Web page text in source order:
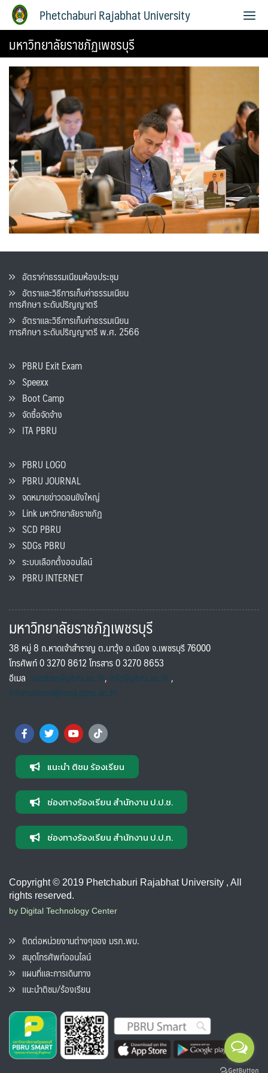
Phetchaburi Rajabhat University
มหาวิทยาลัยราชภัฏเพชรบุรี
อัตราค่าธรรมเนียมห้องประชุม
อัตราและวิธีการเก็บค่าธรรมเนียน
การศึกษา ระดับปริญญาตรี
อัตราและวิธีการเก็บค่าธรรมเนียน
การศึกษา ระดับปริญญาตรี พ.ศ. 2566
PBRU Exit Exam
Speexx
Boot Camp
จัดซื้อจัดจ้าง
ITA PBRU
PBRU LOGO
PBRU JOURNAL
จดหมายข่าวดอนขังใหญ่
Link มหาวิทยาลัยราชภัฏ
SCD PBRU
SDGs PBRU
ระบบเลือกตั้งออนไลน์
PBRU INTERNET
มหาวิทยาลัยราชภัฏเพชรบุรี
38 หมู่ 8 ถ.หาดเจ้าสำราญ ต.นาวุ้ง อ.เมือง จ.เพชรบุรี 76000
โทรศัพท์ 0 3270 8612 โทรสาร 0 3270 8653
อีเมล saraban@pbru.ac.th, info@pbru.ac.th,
international@mail.pbru.ac.th
แนะนำ ติชม ร้องเรียน
ช่องทางร้องเรียน สำนักงาน ป.ป.ช.
ช่องทางร้องเรียน สำนักงาน ป.ป.ท.
Copyright © 2019 Phetchaburi Rajabhat University , All
rights reserved.
by Digital Technology Center
ติดต่อหน่วยงานต่างๆของ มรภ.พบ.
สมุดโทรศัพท์ออนไลน์
แผนที่และการเดินทาง
แนะนำติชม/ร้องเรียน